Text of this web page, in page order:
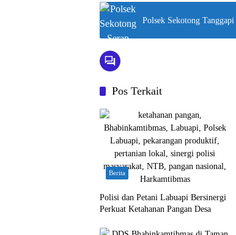
Polsek Sekotong
Pos Terkait
Berita
Polisi dan Petani Labuapi Bersinergi
Perkuat Ketahanan Pangan Desa